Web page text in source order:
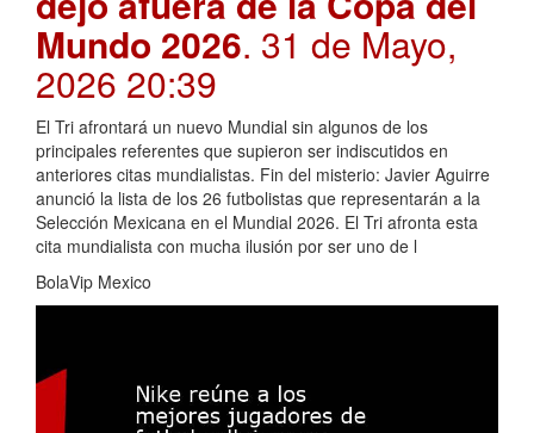
Mundo 2026. 31 de Mayo,
2026 20:39
El Tri afrontará un nuevo Mundial sin algunos de los
principales referentes que supieron ser indiscutidos en
anteriores citas mundialistas. Fin del misterio: Javier Aguirre
anunció la lista de los 26 futbolistas que representarán a la
Selección Mexicana en el Mundial 2026. El Tri afronta esta
cita mundialista con mucha ilusión por ser uno de l
BolaVip Mexico